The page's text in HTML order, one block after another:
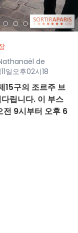
de
일오후02시18
15구의 조르주 브
립니다. 이 부스
전 9시부터 오후 6